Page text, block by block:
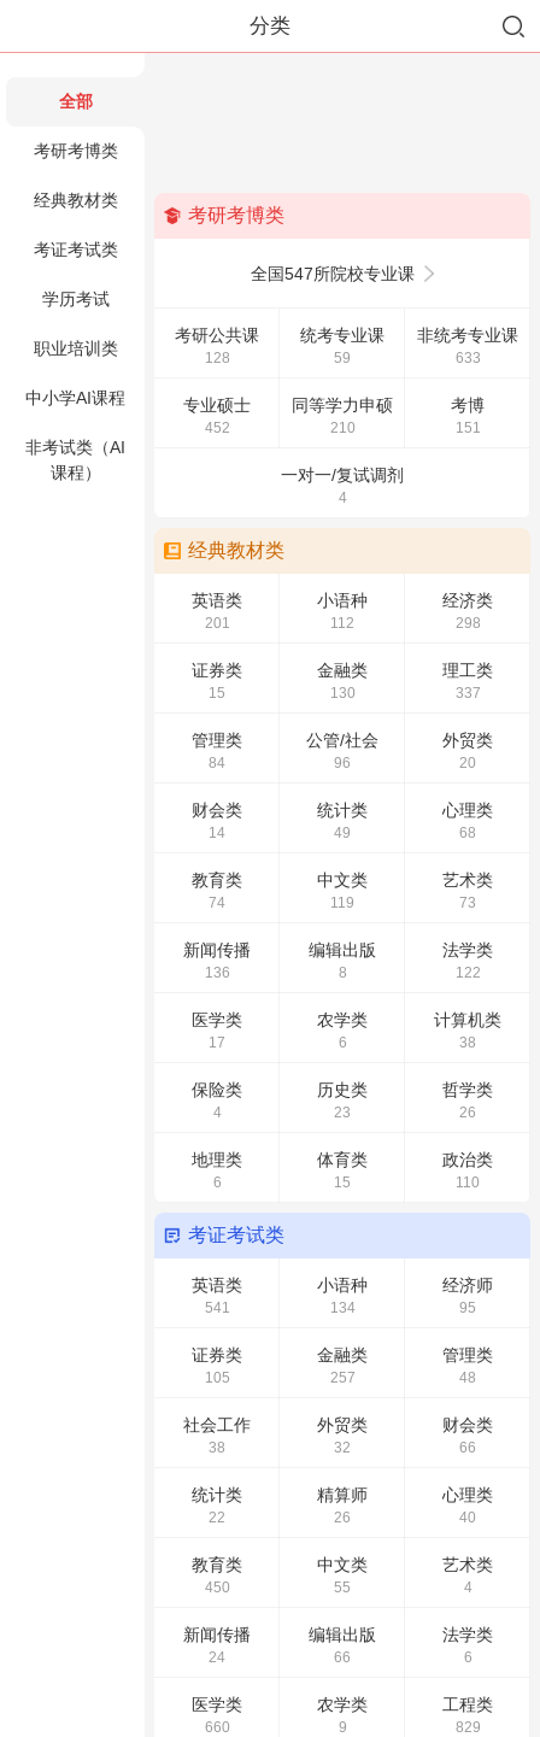
分类
全部
考研考博类
经典教材类
考证考试类
学历考试
职业培训类
中小学AI课程
非考试类（AI
课程）
考研考博类
全国547所院校专业课
考研公共课
128
统考专业课
59
非统考专业课
633
专业硕士
452
同等学力申硕
210
考博
151
一对一/复试调剂
4
经典教材类
英语类
201
小语种
112
经济类
298
证券类
15
金融类
130
理工类
337
管理类
84
公管/社会
96
外贸类
20
财会类
14
统计类
49
心理类
68
教育类
74
中文类
119
艺术类
73
新闻传播
136
编辑出版
8
法学类
122
医学类
17
农学类
6
计算机类
38
保险类
4
历史类
23
哲学类
26
地理类
6
体育类
15
政治类
110
考证考试类
英语类
541
小语种
134
经济师
95
证券类
105
金融类
257
管理类
48
社会工作
38
外贸类
32
财会类
66
统计类
22
精算师
26
心理类
40
教育类
450
中文类
55
艺术类
4
新闻传播
24
编辑出版
66
法学类
6
医学类
660
农学类
9
工程类
829